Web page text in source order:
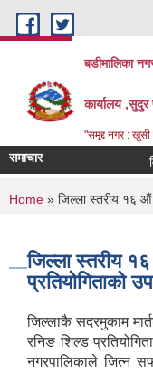
Skip to main content
बडीमालिका
कार्यालय
"समृद्द नगर : खुसी
समाचार
You are
Home » जिल्ला स्तरीय १६ औं
जिल्ला स्तरीय
प्रतियोगिताको
जिल्लाकै सदरमुकाम
रनिङ शिल्ड
नगरपालिकाले जित्न